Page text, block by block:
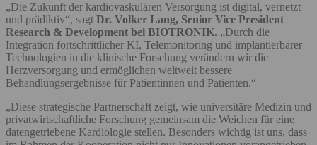
„Die Zukunft der kardiovaskulären Versorgung ist digital, vernetzt
und prädiktiv“, sagt Dr. Volker Lang, Senior Vice President
Research & Development bei BIOTRONIK. „Durch die
Integration fortschrittlicher KI, Telemonitoring und implantierbarer
Technologien in die klinische Forschung verändern wir die
Herzversorgung und ermöglichen weltweit bessere
Behandlungsergebnisse für Patientinnen und Patienten.“
„Diese strategische Partnerschaft zeigt, wie universitäre Medizin und
privatwirtschaftliche Forschung gemeinsam die Weichen für eine
datengetriebene Kardiologie stellen. Besonders wichtig ist uns, dass